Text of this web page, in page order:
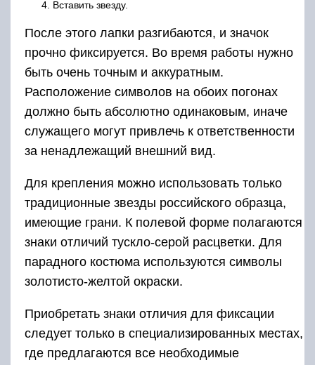
Вставить звезду.
После этого лапки разгибаются, и значок
прочно фиксируется. Во время работы нужно
быть очень точным и аккуратным.
Расположение символов на обоих погонах
должно быть абсолютно одинаковым, иначе
служащего могут привлечь к ответственности
за ненадлежащий внешний вид.
Для крепления можно использовать только
традиционные звезды российского образца,
имеющие грани. К полевой форме полагаются
знаки отличий тускло-серой расцветки. Для
парадного костюма используются символы
золотисто-желтой окраски.
Приобретать знаки отличия для фиксации
следует только в специализированных местах,
где предлагаются все необходимые